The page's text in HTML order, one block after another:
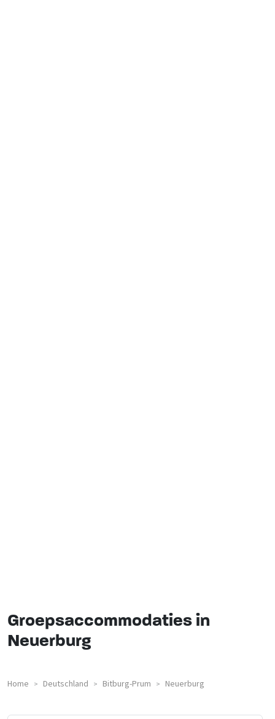
Groepsaccommodaties in
Neuerburg
Home > Deutschland > Bitburg-Prum > Neuerburg